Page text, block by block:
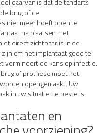
daarvan is dat de tandarts
brug of de
niet meer hoeft open te
na plaatsen met
direct zichtbaar is in de
om het implantaat goed te
vermindert de kans op infectie.
of prothese moet het
opengemaakt. Uw
in uw situatie de beste is.
en